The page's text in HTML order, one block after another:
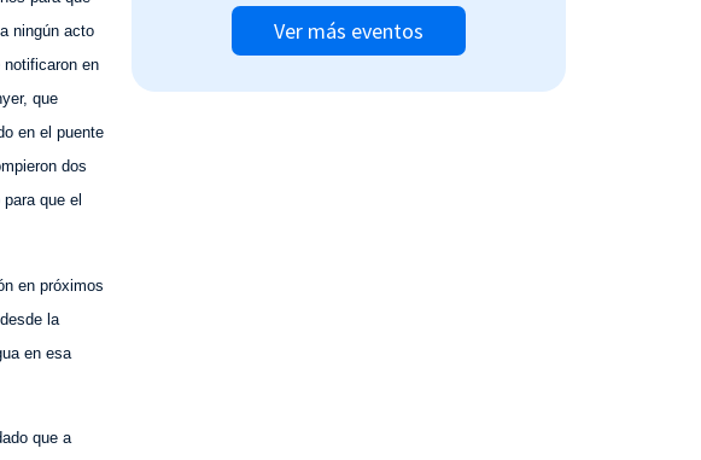
ningún acto
en
que
en el puente
dos
que el
en próximos
la
en esa
que a
Ver más eventos